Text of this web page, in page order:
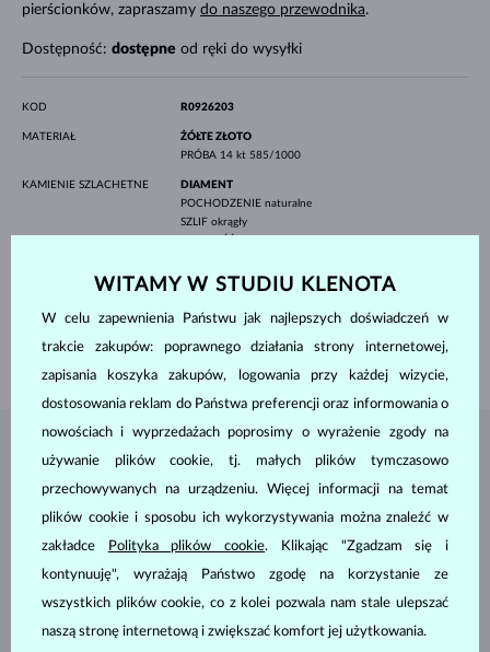
pierścionków, zapraszamy do naszego przewodnika.
Dostępność: dostępne od ręki do wysyłki
KOD R0926203
MATERIAŁ
ŻÓŁTE ZŁOTO
PRÓBA 14 kt 585/1000
KAMIENIE SZLACHETNE
DIAMENT
POCHODZENIE naturalne
SZLIF okrągły
ŚREDNICA1.6 mm
SZEROKOŚĆ 2.50 mm
2.70 g
BIŻUTERIA Z ATELIER KLENOTA
WITAMY W STUDIU KLENOTA
W celu zapewnienia Państwu jak najlepszych doświadczeń w
trakcie zakupów: poprawnego działania strony internetowej,
zapisania koszyka zakupów, logowania przy każdej wizycie,
dostosowania reklam do Państwa preferencji oraz informowania o
nowościach i wyprzedażach poprosimy o wyrażenie zgody na
używanie plików cookie, tj. małych plików tymczasowo
przechowywanych na urządzeniu. Więcej informacji na temat
plików cookie i sposobu ich wykorzystywania można znaleźć w
zakładce
Polityka plików cookie. Klikając "Zgadzam się i
kontynuuję", wyrażają Państwo zgodę na korzystanie ze
wszystkich plików cookie, co z kolei pozwala nam stale ulepszać
naszą stronę internetową i zwiększać komfort jej użytkowania.